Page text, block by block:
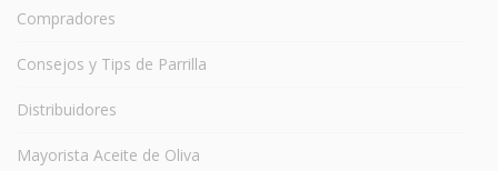
Compradores
Consejos y Tips de Parrilla
Distribuidores
Mayorista Aceite de Oliva